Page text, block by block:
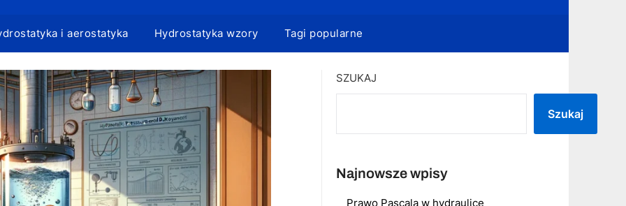
i aerostatyka Hydrostatyka wzory Tagi popularne
SZUKAJ
Szukaj
Najnowsze wpisy
Prawo Pascala w hydraulice